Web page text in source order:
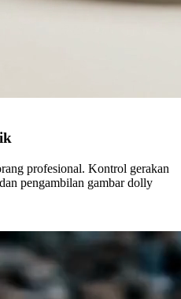
profesional. Kontrol gerakan
pengambilan gambar dolly